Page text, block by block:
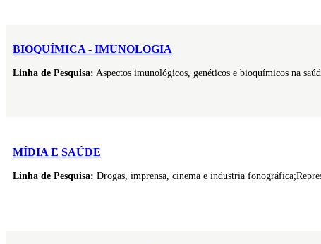
BIOQUÍMICA - IMUNOLOGIA
Linha de Pesquisa: Aspectos imunológicos, genéticos e bioquímicos na
MÍDIA E SAÚDE
Linha de Pesquisa: Drogas, imprensa, cinema e industria